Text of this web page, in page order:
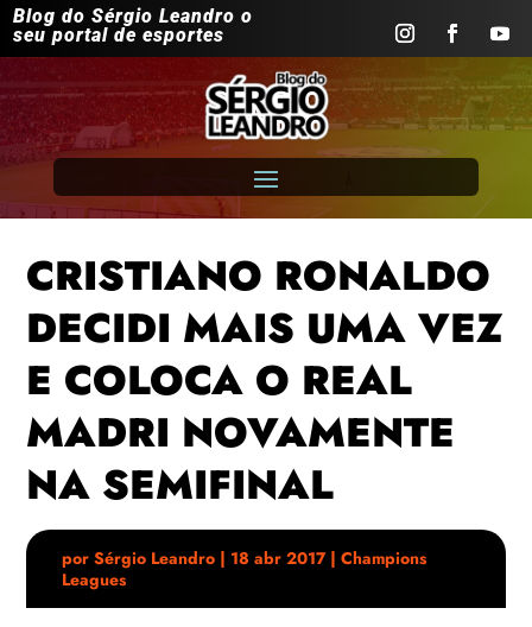
Blog do Sérgio Leandro o
seu portal de esportes
CRISTIANO RONALDO
DECIDI MAIS UMA VEZ
E COLOCA O REAL
MADRI NOVAMENTE
NA SEMIFINAL
porSérgio Leandro | 18 abr 2017|Champions
Leagues